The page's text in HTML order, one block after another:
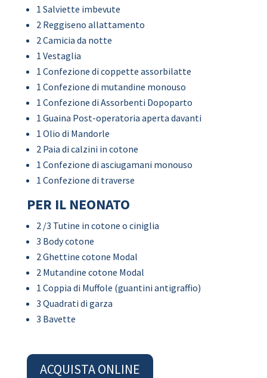
1 Salviette imbevute
2 Reggiseno allattamento
2 Camicia da notte
1 Vestaglia
1 Confezione di coppette assorbilatte
1 Confezione di mutandine monouso
1 Confezione di Assorbenti Dopoparto
1 Guaina Post-operatoria aperta davanti
1 Olio di Mandorle
2 Paia di calzini in cotone
1 Confezione di asciugamani monouso
1 Confezione di traverse
PER IL NEONATO
2 /3 Tutine in cotone o ciniglia
3 Body cotone
2 Ghettine cotone Modal
2 Mutandine cotone Modal
1 Coppia di Muffole (guantini antigraffio)
3 Quadrati di garza
3 Bavette
ACQUISTA ONLINE